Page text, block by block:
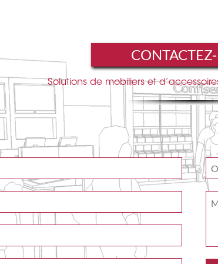
CONTACTEZ-
Solutions de mobiliers et